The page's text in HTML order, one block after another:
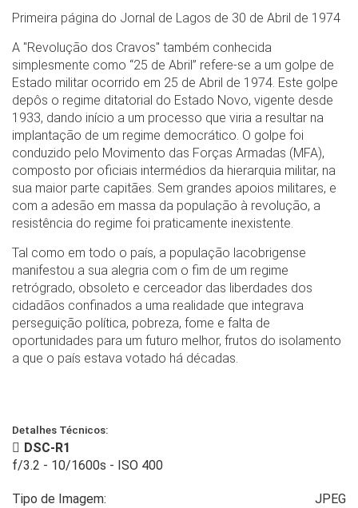
Detalhes Técnicos:
DSC-R1
f/3.2 - 10/1600s - ISO 400
Tipo de Imagem:
JPEG
Primeira página do Jornal de Lagos de 30 de Abril de 1974
A "Revolução dos Cravos" também conhecida
simplesmente como “25 de Abril” refere-se a um golpe de
Estado militar ocorrido em 25 de Abril de 1974. Este golpe
depôs o regime ditatorial do Estado Novo, vigente desde
1933, dando início a um processo que viria a resultar na
implantação de um regime democrático. O golpe foi
conduzido pelo Movimento das Forças Armadas (MFA),
composto por oficiais intermédios da hierarquia militar, na
sua maior parte capitães. Sem grandes apoios militares, e
com a adesão em massa da população à revolução, a
resistência do regime foi praticamente inexistente.
Tal como em todo o país, a população lacobrigense
manifestou a sua alegria com o fim de um regime
retrógrado, obsoleto e cerceador das liberdades dos
cidadãos confinados a uma realidade que integrava
perseguição política, pobreza, fome e falta de
oportunidades para um futuro melhor, frutos do isolamento
a que o país estava votado há décadas.